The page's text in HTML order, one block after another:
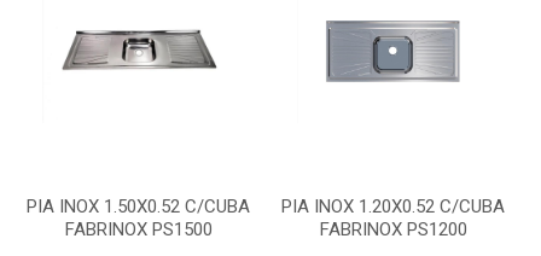
PIA INOX 1.50X0.52 C/CUBA
FABRINOX PS1500
PIA INOX 1.20X0.52 C/CUBA
FABRINOX PS1200